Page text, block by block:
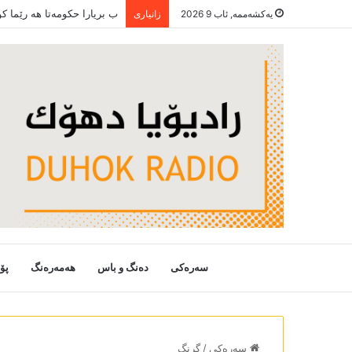
یەکشەممە, ئاب 9 2026 زانیاری ب بریارا حکومەتا ھە
سەرەکی دەنگ و باس هەمەرەنگ
سەرەکی / گرنگ